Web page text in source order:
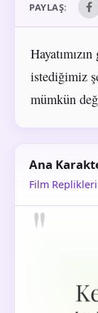
PAYLAŞ:
istediğimiz
mümkün
Ana
Film Replikleri